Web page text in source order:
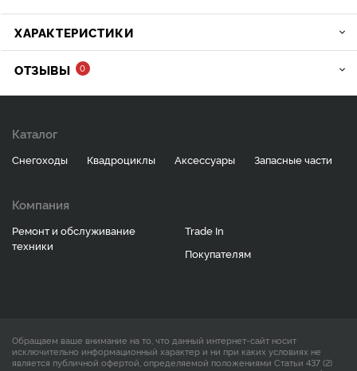
ХАРАКТЕРИСТИКИ
ОТЗЫВЫ 0
Каталог
Снегоходы Квадроциклы Аксессуары Запасные части
Компания
Ремонт и обслуживание
техники
Trade In
Покупателям
Обращаем ваше внимание на то, что данный интернет-сайт носит
исключительно информационный характер и ни при каких условиях не
является публичной офертой, определяемой положениями Статьи 437 (2)